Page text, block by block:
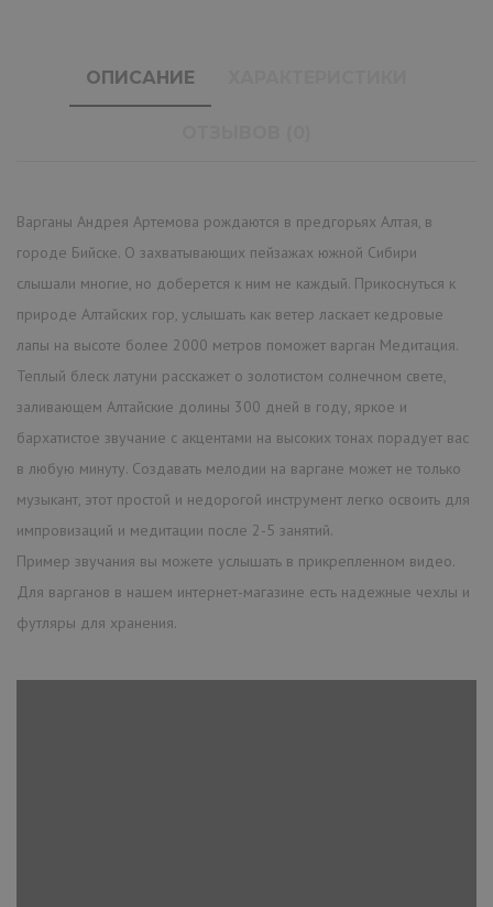
ОПИСАНИЕ
Варганы Андрея Артемова рождаются в предгорьях Алтая, в
городе Бийске. О захватывающих пейзажах южной Сибири
слышали многие, но доберется к ним не каждый. Прикоснуться к
природе Алтайских гор, услышать как ветер ласкает кедровые
лапы на высоте более 2000 метров поможет варган Медитация.
Теплый блеск латуни расскажет о золотистом солнечном свете,
заливающем Алтайские долины 300 дней в году, яркое и
бархатистое звучание с акцентами на высоких тонах порадует вас
в любую минуту. Создавать мелодии на варгане может не только
музыкант, этот простой и недорогой инструмент легко освоить для
импровизаций и медитации после 2-5 занятий.
Пример звучания вы можете услышать в прикрепленном видео.
Для варганов в нашем интернет-магазине есть надежные чехлы и
футляры для хранения.